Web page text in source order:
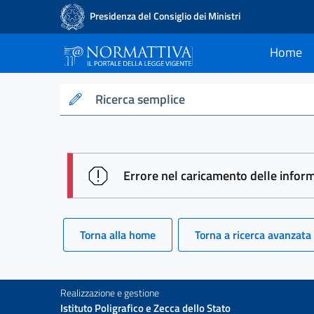
Presidenza del Consiglio dei Ministri
Normattiva - Il
Home
current
Ricerca semplice
session id:
Errore nel caricamento delle
Torna alla home Torna a ricerca avanzata
Realizzazione e gestione
Istituto Poligrafico e Zecca dello Stato